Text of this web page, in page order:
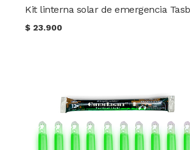
Kit linterna solar de emergencia
$ 23.900